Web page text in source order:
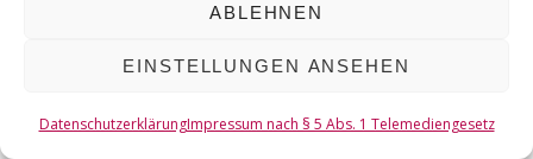
ABLEHNEN
EINSTELLUNGEN ANSEHEN
DatenschutzerklärungImpressum nach § 5 Abs. 1 Telemediengesetz